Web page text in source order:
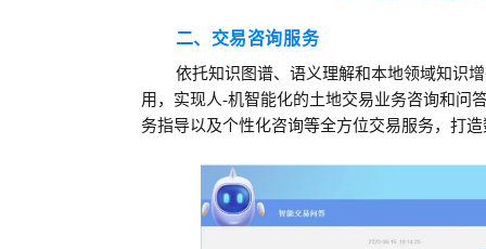
二、交易咨询服务
依托知识图谱、语义理解和本地领域知识
用，实现人-机智能化的土地交易业务咨询和问
务指导以及个性化咨询等全方位交易服务，打